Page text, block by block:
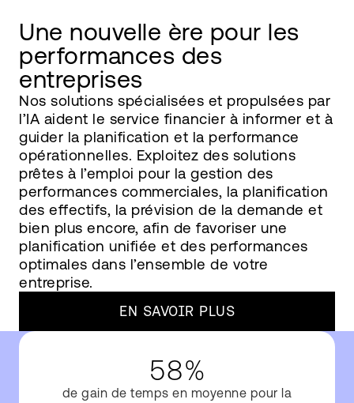
Une nouvelle ère pour les
performances des
entreprises
Nos solutions spécialisées et propulsées par
l’IA aident le service financier à informer et à
guider la planification et la performance
opérationnelles. Exploitez des solutions
prêtes à l’emploi pour la gestion des
performances commerciales, la planification
des effectifs, la prévision de la demande et
bien plus encore, afin de favoriser une
planification unifiée et des performances
optimales dans l’ensemble de votre
entreprise.
EN SAVOIR PLUS
58%
de gain de temps en moyenne pour la